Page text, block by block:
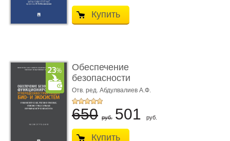
Купить
Обеспечение
безопасности
функционирования уг
...
Отв. ред. Абдулвалиев А.Ф.
650 руб. 501 руб.
Купить